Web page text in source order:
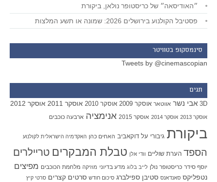
״האודיסאה״ של כריסטופר נולאן, ביקורת
פסטיבל הקולנוע בירושלים 2026: שמונה או תשע המלצות
סינמסקופ בטוויטר
Tweets by @cinemascopian
תגים
3D אבי נשר אווטאר אוסקר 2009 אוסקר 2010 אוסקר 2011 אוסקר 2012
אוסקר 2013 אוסקר 2014 אוסקר 2015 אנימציה ארבעה כוכבים
ביקורת גיבורי על דוקאביב האחים כהן האקדמיה הישראלית לקולנוע
הספד הערת שוליים וודי אלן טבלת המבקרים טריילרים
יוסף סידר כריסטופר נולן לייב בלוג מדע בדיוני מוזיקה מלחמת הכוכבים מפיצים
נטפליקס סאנדאנס סטיבן ספילברג סיכום חודש סרטים קצרים סרטי קיץ